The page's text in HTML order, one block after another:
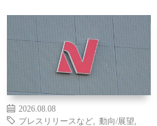
2026.08.08
プレスリリースなど
動向/展望